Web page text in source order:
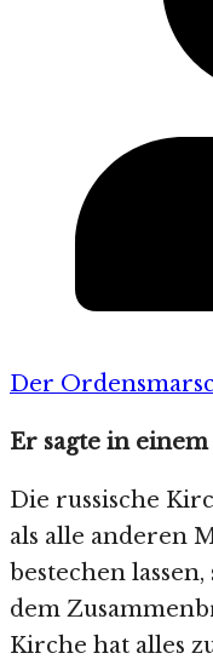
Der
Er sagte in
Die russische
als alle anderen
bestechen
dem
Kirche hat alles